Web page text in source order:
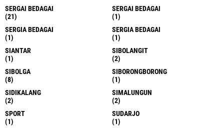
SERGAI BEDAGAI
(21)
SERGAI BEDAGAI
(1)
SERGIA BEDAGAI
(1)
SERGIA BEDAGAI
(1)
SIANTAR
(1)
SIBOLANGIT
(2)
SIBOLGA
(8)
SIBORONGBORONG
(1)
SIDIKALANG
(2)
SIMALUNGUN
(2)
SPORT
(1)
SUDARJO
(1)